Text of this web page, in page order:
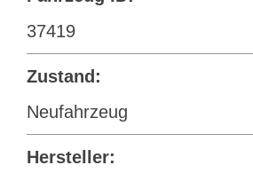
37419
Zustand:
Neufahrzeug
Hersteller: